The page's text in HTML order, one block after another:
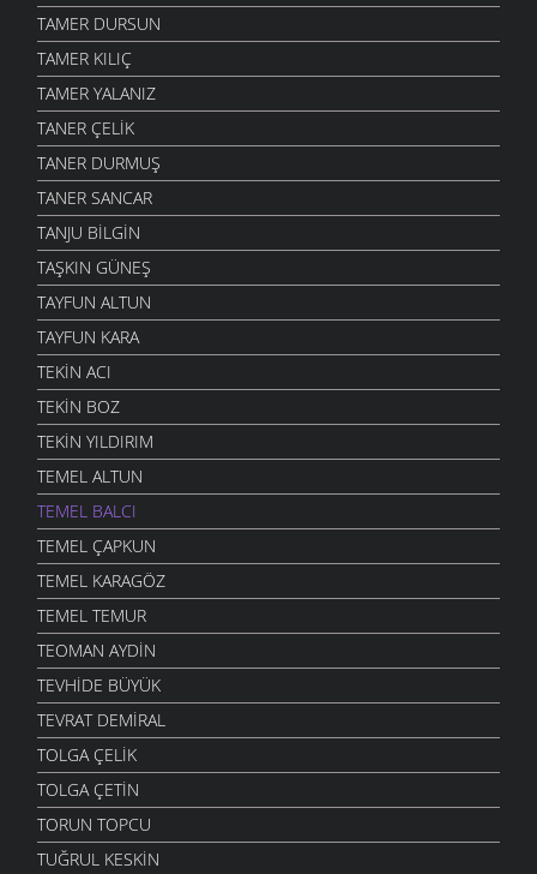
TAMER DURSUN
TAMER KILIÇ
TAMER YALANIZ
TANER ÇELIK
TANER DURMUŞ
TANER SANCAR
TANJU BILGIN
TAŞKIN GÜNEŞ
TAYFUN ALTUN
TAYFUN KARA
TEKIN ACI
TEKIN BOZ
TEKIN YILDIRIM
TEMEL ALTUN
TEMEL BALCI
TEMEL ÇAPKUN
TEMEL KARAGÖZ
TEMEL TEMUR
TEOMAN AYDIN
TEVHIDE BÜYÜK
TEVRAT DEMIRAL
TOLGA ÇELIK
TOLGA ÇETIN
TORUN TOPCU
TUĞRUL KESKIN